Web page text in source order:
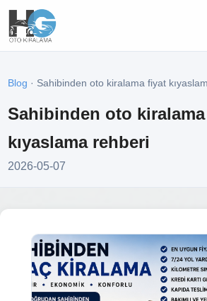
Blog · Sahibinden oto kiralama fiyat
Sahibinden oto
kıyaslama rehberi
2026-05-07